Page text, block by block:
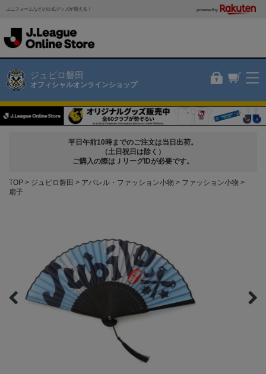
ユニフォームなどの公式グッズが買える！ powered by
ジュビロ磐田
オフィシャルオンラインショップ
平日午前10時までのご注文は当日出荷。
（土日祝日は除く）
ご購入の際はＪリーグIDが必要です。
TOP ジュビロ磐田 アパレル・ファッション小物
ファッション小物
扇子